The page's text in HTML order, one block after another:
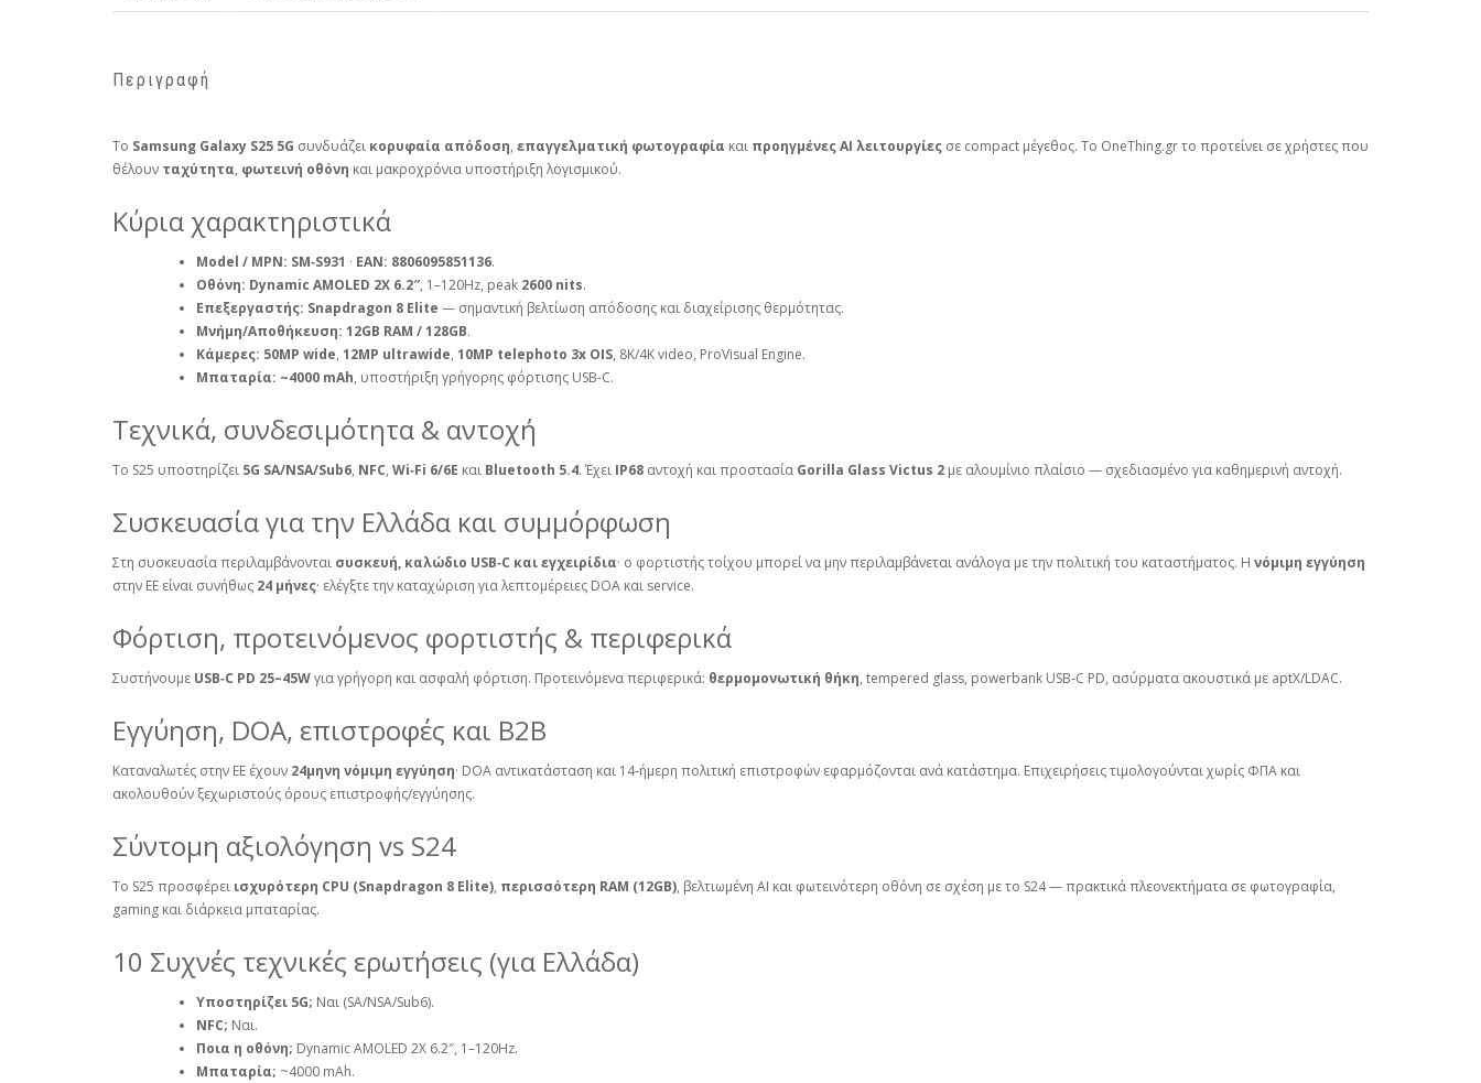
Περιγραφή
Το Samsung Galaxy S25 5G συνδυάζει κορυφαία απόδοση, επαγγελματική φωτογραφία και προηγμένες AI λειτουργίες σε compact μέγεθος. Το OneThing.gr το προτείνει σε χρήστες που
θέλουν ταχύτητα, φωτεινή οθόνη και μακροχρόνια υποστήριξη λογισμικού.
Κύρια χαρακτηριστικά
Model / MPN: SM‑S931 · EAN: 8806095851136.
Οθόνη: Dynamic AMOLED 2X 6.2″, 1–120Hz, peak 2600 nits.
Επεξεργαστής: Snapdragon 8 Elite — σημαντική βελτίωση απόδοσης και διαχείρισης θερμότητας.
Μνήμη/Αποθήκευση: 12GB RAM / 128GB.
Κάμερες: 50MP wide, 12MP ultrawide, 10MP telephoto 3x OIS, 8K/4K video, ProVisual Engine.
Μπαταρία: ~4000 mAh, υποστήριξη γρήγορης φόρτισης USB‑C.
Τεχνικά, συνδεσιμότητα & αντοχή
Το S25 υποστηρίζει 5G SA/NSA/Sub6, NFC, Wi‑Fi 6/6E και Bluetooth 5.4. Έχει IP68 αντοχή και προστασία Gorilla Glass Victus 2 με αλουμίνιο πλαίσιο — σχεδιασμένο για καθημερινή αντοχή.
Συσκευασία για την Ελλάδα και συμμόρφωση
Στη συσκευασία περιλαμβάνονται συσκευή, καλώδιο USB‑C και εγχειρίδια· ο φορτιστής τοίχου μπορεί να μην περιλαμβάνεται ανάλογα με την πολιτική του καταστήματος. Η νόμιμη εγγύηση
στην ΕΕ είναι συνήθως 24 μήνες· ελέγξτε την καταχώριση για λεπτομέρειες DOA και service.
Φόρτιση, προτεινόμενος φορτιστής & περιφερικά
Συστήνουμε USB‑C PD 25–45Wγια γρήγορη και ασφαλή φόρτιση. Προτεινόμενα περιφερικά: θερμομονωτική θήκη, tempered glass, powerbank USB‑C PD, ασύρματα ακουστικά με aptX/LDAC.
Εγγύηση, DOA, επιστροφές και B2B
Καταναλωτές στην ΕΕ έχουν 24μηνη νόμιμη εγγύηση· DOA αντικατάσταση και 14‑ήμερη πολιτική επιστροφών εφαρμόζονται ανά κατάστημα. Επιχειρήσεις τιμολογούνται χωρίς ΦΠΑ και
ακολουθούν ξεχωριστούς όρους επιστροφής/εγγύησης.
Σύντομη αξιολόγηση vs S24
Το S25 προσφέρει ισχυρότερη CPU (Snapdragon 8 Elite), περισσότερη RAM (12GB), βελτιωμένη AI και φωτεινότερη οθόνη σε σχέση με το S24 — πρακτικά πλεονεκτήματα σε φωτογραφία,
gaming και διάρκεια μπαταρίας.
10 Συχνές τεχνικές ερωτήσεις (για Ελλάδα)
Υποστηρίζει 5G; Ναι (SA/NSA/Sub6).
NFC; Ναι.
Ποια η οθόνη; Dynamic AMOLED 2X 6.2″, 1–120Hz.
Μπαταρία; ~4000 mAh.